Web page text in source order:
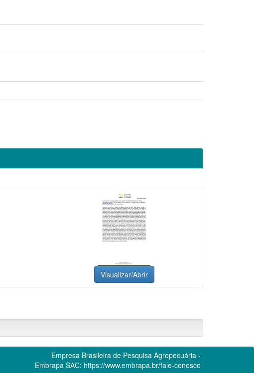
Visualizar/Abrir
Empresa Brasileira de Pesquisa Agropecuária -
Embrapa SAC: https://www.embrapa.br/fale-conosco